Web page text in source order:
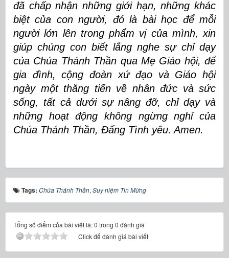
đã chấp nhận những giới hạn, những khác
biệt của con người, đó là bài học để mỗi
người lớn lên trong phẩm vị của mình, xin
giúp chúng con biết lắng nghe sự chỉ dạy
của Chúa Thánh Thần qua Mẹ Giáo hội, để
gia đình, cộng đoàn xứ đạo và Giáo hội
ngày một thăng tiến về nhân đức và sức
sống, tất cả dưới sự nâng đỡ, chỉ dạy và
những hoạt động không ngừng nghỉ của
Chúa Thánh Thần, Đấng Tình yêu. Amen.
Tags: Chúa Thánh Thần, Suy niệm Tin Mừng
Tổng số điểm của bài viết là: 0 trong 0 đánh giá
Click để đánh giá bài viết